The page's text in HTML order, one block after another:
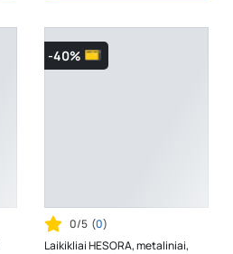
-40%
0/5 (0)
Laikikliai HESORA, metaliniai,